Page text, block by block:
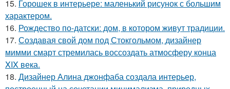
15. Горошек в интерьере: маленький рисунок с большим
характером.
16. Рождество по-датски: дом, в котором живут традиции.
17. Создавая свой дом под Стокгольмом, дизайнер
мимми смарт стремилась воссоздать атмосферу конца
XIX века.
18. Дизайнер Алина джонфаба создала интерьер,